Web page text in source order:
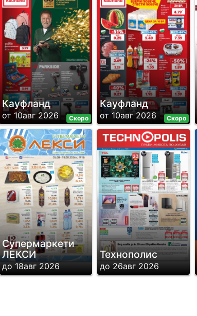
Скоро
Кауфланд
от 10авг 2026 Скоро
Кауфланд
от 10авг 2026
Супермаркети
ЛЕКСИ
до 18авг 2026
Технополис
до 26авг 2026